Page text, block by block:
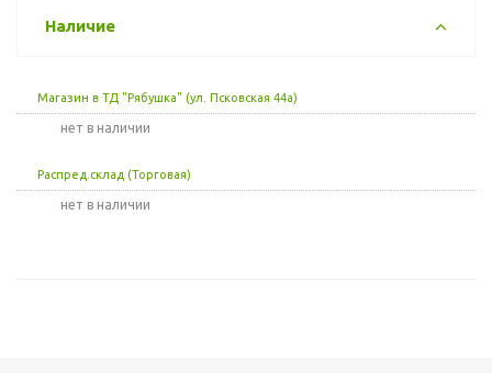
Наличие
Магазин в ТД "Рябушка" (ул. Псковская 44а)
Нет в наличии
Распред.склад (Торговая)
Нет в наличии